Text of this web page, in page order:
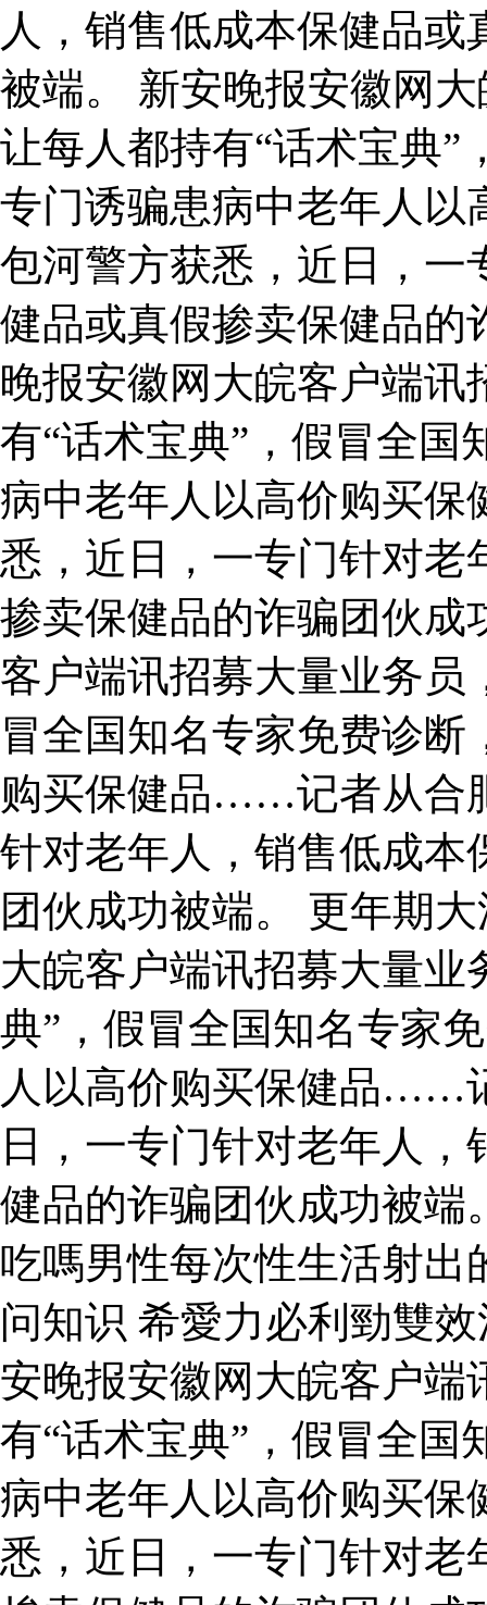
人，销售低成本保健品
被端。 新安晚报安徽网
让每人都持有“话术宝典”
专门诱骗患病中老年人
包河警方获悉，近日，一
健品或真假掺卖保健品
晚报安徽网大皖客户端
有“话术宝典”，假冒全国
病中老年人以高价购买
悉，近日，一专门针对老
掺卖保健品的诈骗团伙成
客户端讯招募大量业务员
冒全国知名专家免费诊
购买保健品……记者从合
针对老年人，销售低成本
团伙成功被端。 更年期
大皖客户端讯招募大量业
典”，假冒全国知名专家
人以高价购买保健品……
日，一专门针对老年人
健品的诈骗团伙成功被端
吃嗎男性每次性生活射出
问知识 希愛力必利勁雙
安晚报安徽网大皖客户端
有“话术宝典”，假冒全国
病中老年人以高价购买
悉，近日，一专门针对老